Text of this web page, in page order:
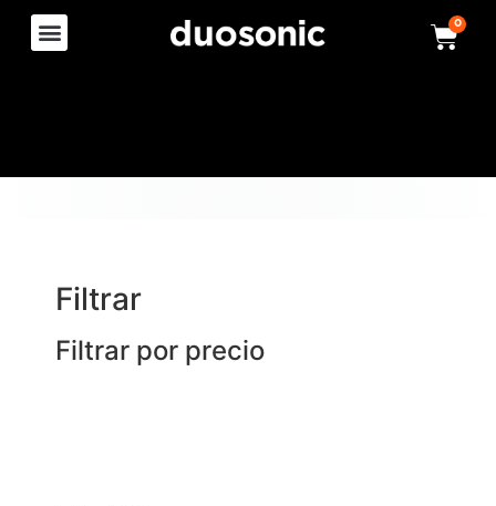
0
Filtrar
Filtrar por precio